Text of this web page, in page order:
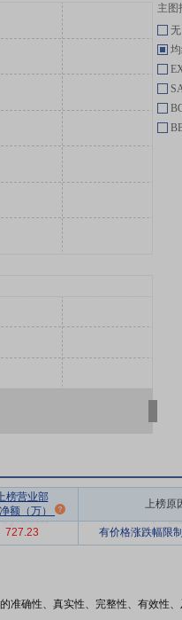
主图
无
榜营业部
额（万）
上榜原
727.23 有价格涨跌幅限
准确性、真实性、完整性、有效性